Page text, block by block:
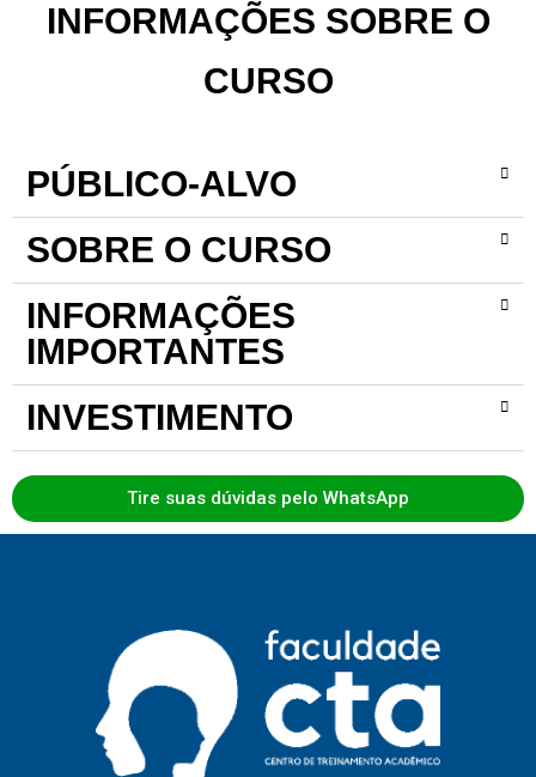
INFORMAÇÕES SOBRE O
CURSO
PÚBLICO-ALVO
SOBRE O CURSO
INFORMAÇÕES
IMPORTANTES
INVESTIMENTO
Tire suas dúvidas pelo WhatsApp